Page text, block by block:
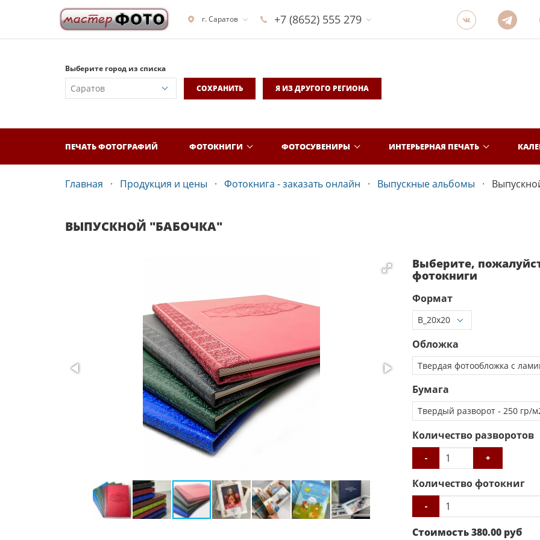
г. Саратов +7 (8652) 555 279
Выберите город из списка
СОХРАНИТЬ
Я ИЗ ДРУГОГО РЕГИОНА
ПЕЧАТЬ ФОТОГРАФИЙ ФОТОКНИГИ ФОТОСУВЕНИРЫ ИНТЕРЬЕРНАЯ ПЕЧАТЬ
Главная Продукция и цены Фотокнига - заказать онлайн Выпускные альбомы
ВЫПУСКНОЙ "БАБОЧКА"
Выберите,
фотокниги
Формат
Обложка
Бумага
Количество разворотов
- +
Количество фотокниг
-
Стоимость380.00 руб